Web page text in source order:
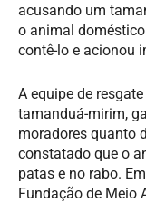
acusando um
o animal
contê-lo e acionou
A equipe de
tamanduá-mirim,
moradores quanto
constatado que o
patas e no rabo.
Fundação de Meio